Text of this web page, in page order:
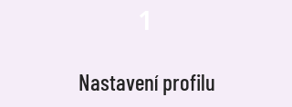
Nastavení profilu